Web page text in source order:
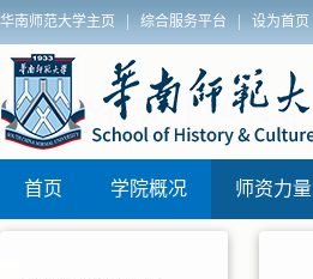
华南师范大学主页 综合服务平台 设为首页
院2025年秋季博士学位论文答辩安排
首页 学院概况 师资力量